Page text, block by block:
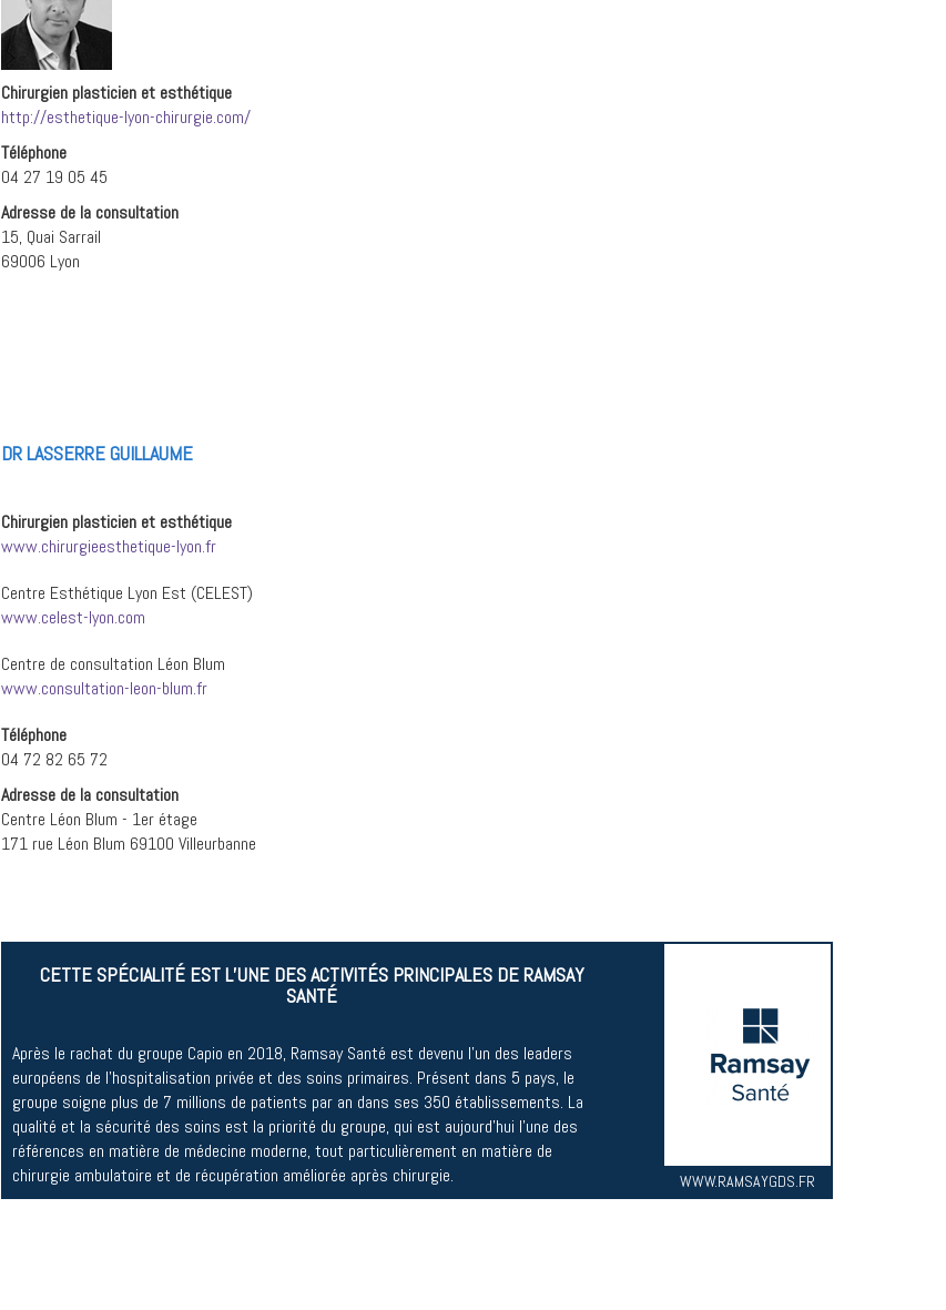
Chirurgien plasticien et esthétique
http://esthetique-lyon-chirurgie.com/
Téléphone
04 27 19 05 45
Adresse de la consultation
15, Quai Sarrail
69006 Lyon
DR LASSERRE GUILLAUME
Chirurgien plasticien et esthétique
www.chirurgieesthetique-lyon.fr
Centre Esthétique Lyon Est (CELEST)
www.celest-lyon.com
Centre de consultation Léon Blum
www.consultation-leon-blum.fr
Téléphone
04 72 82 65 72
Adresse de la consultation
Centre Léon Blum - 1er étage
171 rue Léon Blum 69100 Villeurbanne
CETTE SPÉCIALITÉ EST L’UNE DES ACTIVITÉS PRINCIPALES DE RAMSAY
SANTÉ
Après le rachat du groupe Capio en 2018, Ramsay Santé est devenu l’un des leaders
européens de l’hospitalisation privée et des soins primaires. Présent dans 5 pays, le
groupe soigne plus de 7 millions de patients par an dans ses 350 établissements. La
qualité et la sécurité des soins est la priorité du groupe, qui est aujourd’hui l’une des
références en matière de médecine moderne, tout particulièrement en matière de
chirurgie ambulatoire et de récupération améliorée après chirurgie.
WWW.RAMSAYGDS.FR